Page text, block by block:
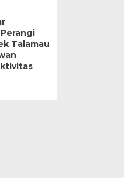
Talamau